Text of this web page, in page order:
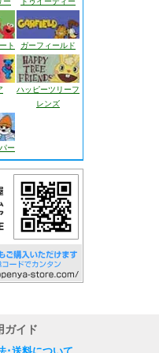
ト ガーフィールド
ハッピーツリーフ
レンズ
ー
ガイド